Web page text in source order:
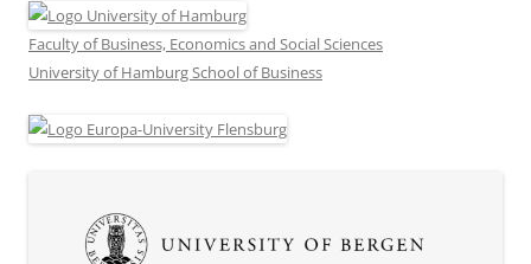
Faculty of Business, Economics and Social Sciences
University of Hamburg School of Business